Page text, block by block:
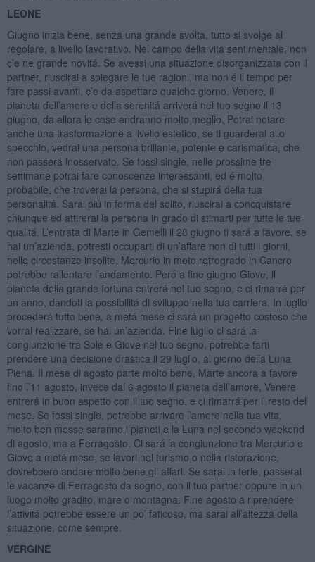
LEONE
Giugno inizia bene, senza una grande svolta, tutto si svolge al
regolare, a livello lavorativo. Nel campo della vita sentimentale, non
c’e ne grande novitá. Se avessi una situazione disorganizzata con il
partner, riuscirai a spiegare le tue ragioni, ma non é il tempo per
fare passi avanti, c’e da aspettare qualche giorno. Venere, il
pianeta dell’amore e della serenitá arriverá nel tuo segno il 13
giugno, da allora le cose andranno molto meglio. Potrai notare
anche una trasformazione a livello estetico, se ti guarderai allo
specchio, vedrai una persona brillante, potente e carismatica, che
non passerá inosservato. Se fossi single, nelle prossime tre
settimane potrai fare conoscenze interessanti, ed é molto
probabile, che troverai la persona, che si stupirá della tua
personalitá. Sarai piú in forma del solito, riuscirai a concquistare
chiunque ed attirerai la persona in grado di stimarti per tutte le tue
qualitá. L’entrata di Marte in Gemelli il 28 giugno ti sará a favore, se
hai un’azienda, potresti occuparti di un’affare non di tutti i giorni,
nelle circostanze insolite. Mercurio in moto retrogrado in Cancro
potrebbe rallentare l’andamento. Peró a fine giugno Giove, il
pianeta della grande fortuna entrerá nel tuo segno, e ci rimarrá per
un anno, dandoti la possibilitá di sviluppo nella tua carriera. In luglio
procederá tutto bene, a metá mese ci sará un progetto costoso che
vorrai realizzare, se hai un’azienda. Fine luglio ci sará la
congiunzione tra Sole e Giove nel tuo segno, potrebbe farti
prendere una decisione drastica il 29 luglio, al giorno della Luna
Piena. Il mese di agosto parte molto bene, Marte ancora a favore
fino l’11 agosto, invece dal 6 agosto il pianeta dell’amore, Venere
entrerá in buon aspetto con il tuo segno, e ci rimarrá per il resto del
mese. Se fossi single, potrebbe arrivare l’amore nella tua vita,
molto ben messe saranno i pianeti e la Luna nel secondo weekend
di agosto, ma a Ferragosto. Ci sará la congiunzione tra Mercurio e
Giove a metá mese, se lavori nel turismo o nella ristorazione,
dovrebbero andare molto bene gli affari. Se sarai in ferie, passerai
le vacanze di Ferragosto da sogno, con il tuo partner oppure in un
luogo molto gradito, mare o montagna. Fine agosto a riprendere
l’attivitá potrebbe essere un po’ faticoso, ma sarai all’altezza della
situazione, come sempre.
VERGINE